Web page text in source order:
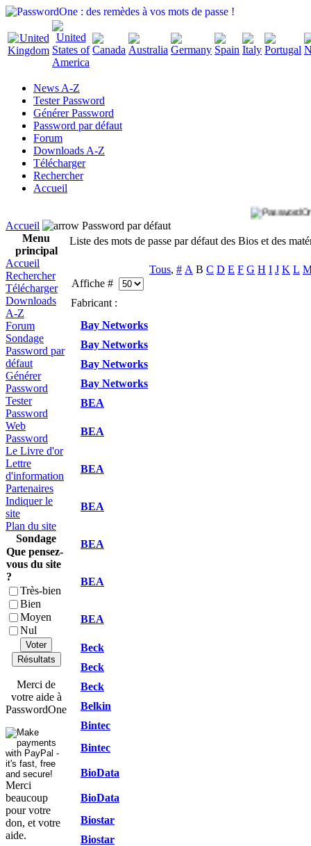
News A-Z
Tester Password
Générer Password
Password par défaut
Forum
Downloads A-Z
Télécharger
Rechercher
Accueil
Accueil
Password par défaut
Menu
principal
Accueil
Rechercher
Télécharger
Downloads
A-Z
Forum
Sondage
Password par
défaut
Générer
Password
Tester
Password
Web
Password
Le Livre d'or
Lettre
d'information
Partenaires
Indiquer le
site
Plan du site
Sondage
Que pensez-
vous du site
?
Très-bien
Bien
Moyen
Nul
Voter
Résultats
Merci de
votre aide à
PasswordOne
Merci
beaucoup
pour votre
don, et votre
aide.
Liste des mots de passe par défaut des Bios et des
Tous, # A B C D E F G H I J K L
Affiche #
Fabricant :
Bay Networks
Bay Networks
Bay Networks
Bay Networks
BEA
BEA
BEA
BEA
BEA
BEA
BEA
Beck
Beck
Beck
Belkin
Bintec
Bintec
BioData
BioData
Biostar
Biostar